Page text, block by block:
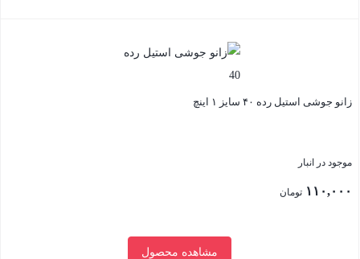
زانو جوشی استیل رده ۴۰ سایز ۱ اینچ
موجود در انبار
۱۱۰,۰۰۰ تومان
مشاهده محصول